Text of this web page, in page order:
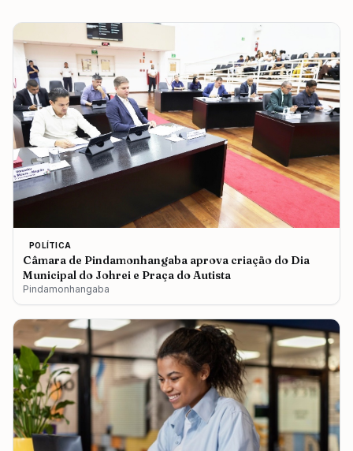
POLÍTICA
Câmara de Pindamonhangaba aprova criação do Dia
Municipal do Johrei e Praça do Autista
Pindamonhangaba